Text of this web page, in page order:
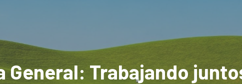
General: Trabajando